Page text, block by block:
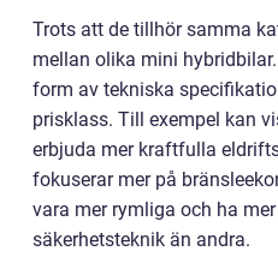
Trots att de tillhör samma
mellan olika mini
form av tekniska
prisklass. Till exempel kan
erbjuda mer kraftfulla
fokuserar mer på
vara mer rymliga och ha
säkerhetsteknik än andra.